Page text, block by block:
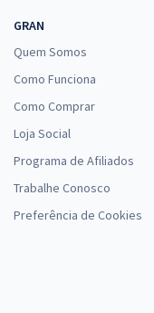
GRAN
Quem Somos
Como Funciona
Como Comprar
Loja Social
Programa de Afiliados
Trabalhe Conosco
Preferência de Cookies